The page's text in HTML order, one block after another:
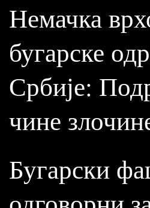
Немачка
бугарске
Србије:
чине
Бугарски